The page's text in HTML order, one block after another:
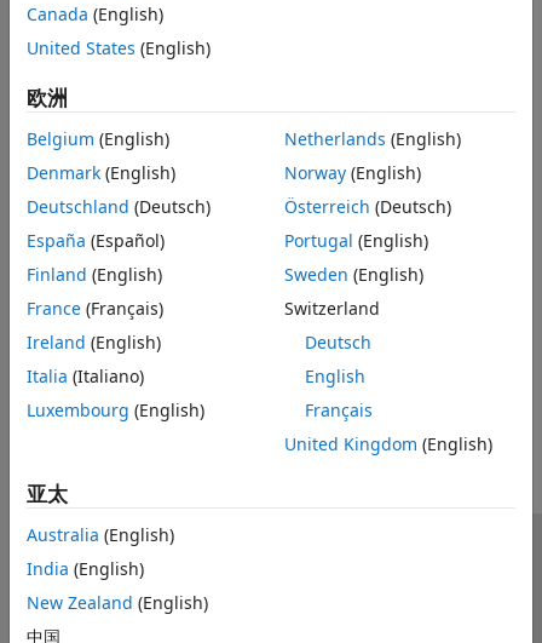
本页内容
另请参阅不要向外部函数传入函数句柄或从其传出函数句柄
不要向入口函数传入函数句柄或从其传出函数句柄
不要尝试从调试器查看函数句柄
不要将函数句柄用于 Simulink信号、参数或数据存储内存
另请参阅
主题
使用 coder.extrinsic 构造
本页内容对您有帮助吗？
Canada (English)
United States (English)
欧洲
Belgium (English)
Denmark (English)
Deutschland (Deutsch)
España (Español)
Finland (English)
France (Français)
Ireland (English)
Italia (Italiano)
Luxembourg (English)
Netherlands (English)
Norway(English)
Österreich (Deutsch)
Portugal (English)
Sweden (English)
Switzerland
Deutsch
English
Français
United Kingdom (English)
亚太
Australia (English)
India (English)
New Zealand (English)
中国
信任中心 商标
联系我们
© 1994-2026 The MathWorks, Inc.